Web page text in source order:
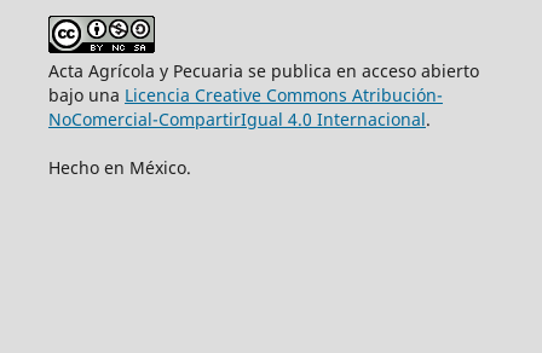
Acta Agrícola y Pecuaria se publica en acceso abierto
bajo una Licencia Creative Commons Atribución-
NoComercial-CompartirIgual 4.0 Internacional.
Hecho en México.